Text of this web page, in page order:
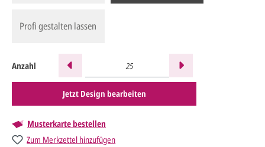
Profi gestalten lassen
Anzahl
Jetzt Design bearbeiten
Musterkarte bestellen
Zum Merkzettel hinzufügen